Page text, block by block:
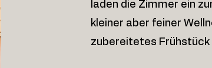
laden die Zimmer ein
kleiner aber feiner
zubereitetes Frühstück